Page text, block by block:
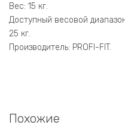
Вес: 15 кг.
Доступный весовой
25 кг.
Производитель: PROFI-FIT.
Похожие